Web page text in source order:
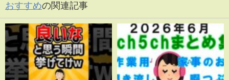
おすすめの関連記事